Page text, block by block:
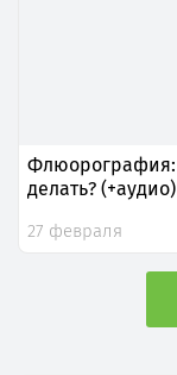
Флюорография:
делать? (+аудио)
27 февраля